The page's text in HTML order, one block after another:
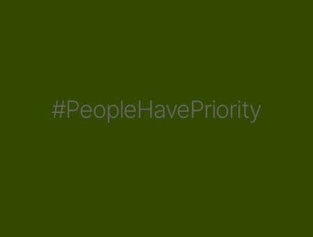
#PeopleHavePriority